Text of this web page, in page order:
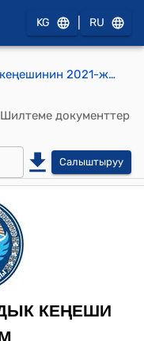
KG RU
Ак-Коргон айылдык кеңешинин 2021-жылдын 8-январындагы № 24 "Ак- Коргон айыл кеңешинин депутаты Д. Матхоликовдун арызын кароо жөнүндө" токтому
Шилтеме документтер
Салыштыруу